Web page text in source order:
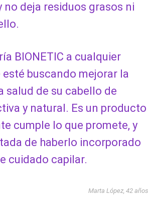
no deja residuos grasos ni
BIONETIC a cualquier
esté buscando mejorar la
salud de su cabello de
y natural. Es un producto
cumple lo que promete, y
de haberlo incorporado
cuidado capilar.
Marta López, 42 años